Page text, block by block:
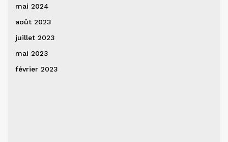
mai 2024
août 2023
juillet 2023
mai 2023
février 2023